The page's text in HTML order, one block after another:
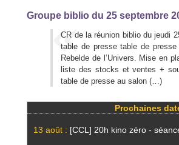
Groupe biblio du 25 septembre
CR de la réunion biblio du jeudi
table de presse table de
Rebelde de l’Univers. Mise en
liste des stocks et ventes +
table de presse au salon (…)
Prochaines
13 août : [CCL] 20h kino zéro -